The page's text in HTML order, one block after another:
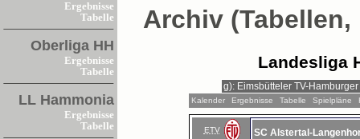
Ergebnisse
Tabelle
Oberliga HH
Ergebnisse
Tabelle
LL Hammonia
Ergebnisse
Tabelle
Archiv
Landesliga
Kalender Ergebnisse Tabelle Spielpläne
ETV SC Alstertal-